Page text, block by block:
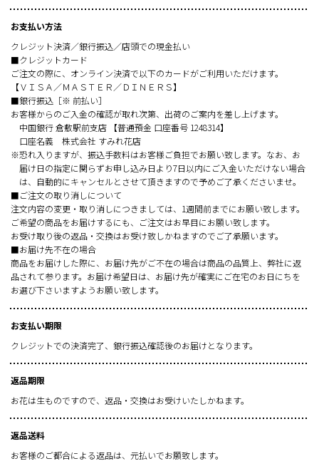
お支払い方法
クレジット決済／銀行振込／店頭での現金払い
■クレジットカード
ご注文の際に、オンライン決済で以下のカードがご利用いただけます。
【ＶＩＳＡ／ＭＡＳＴＥＲ／ＤＩＮＥＲＳ】
■銀行振込［※ 前払い］
お客様からのご入金の確認が取れ次第、出荷のご案内を差し上げます。
中国銀行 倉敷駅前支店 【普通預金 口座番号 1248314】
口座名義 株式会社 すみれ花店
※恐れ入りますが、振込手数料はお客様ご負担でお願い致します。なお、お
届け日の指定に関らずお申し込み日より7日以内にご入金いただけない場合
は、自動的にキャンセルとさせて頂きますので予めご了承くださいませ。
■ご注文の取り消しについて
注文内容の変更・取り消しにつきましては、1週間前までにお願い致します。
ご希望の商品をお届けするにも、ご注文はお早目にお願い致します。
お受け取り後の返品・交換はお受け致しかねますのでご了承願います。
■お届け先不在の場合
商品をお届けした際に、お届け先がご不在の場合は商品の品質上、弊社に返
品されて参ります。お届け希望日は、お届け先が確実にご在宅のお日にちを
お選び下さいますようお願い致します。
お支払い期限
クレジットでの決済完了、銀行振込確認後のお届けとなります。
返品期限
お花は生ものですので、返品・交換はお受けいたしかねます。
返品送料
お客様のご都合による返品は、元払いでお願致します。